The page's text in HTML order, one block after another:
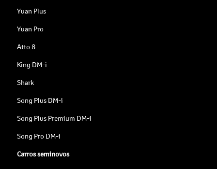
Yuan Plus
Yuan Pro
Atto 8
King DM-i
Shark
Song Plus DM-i
Song Plus Premium DM-i
Song Pro DM-i
Carros seminovos